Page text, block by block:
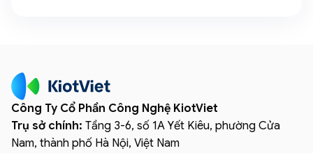
Công Ty Cổ Phần Công Nghệ KiotViet
Trụ sở chính: Tầng 3-6, số 1A Yết Kiêu, phường Cửa
Nam, thành phố Hà Nội, Việt Nam